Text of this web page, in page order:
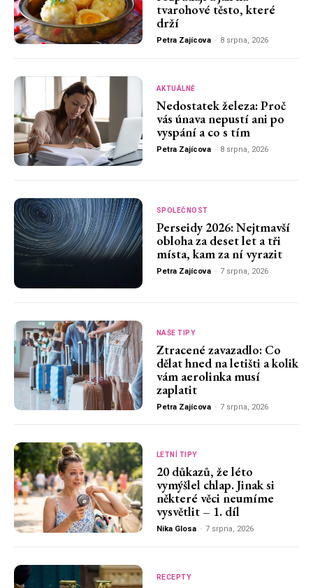
tvarohové těsto, které
drží
Petra Zajícova - 8 srpna, 2026
AKTUÁLNĚ
Nedostatek železa: Proč
vás únava nepustí ani po
vyspání a co s tím
Petra Zajícova - 8 srpna, 2026
SPOLEČNOST
Perseidy 2026: Nejtmavší
obloha za deset let a tři
místa, kam za ní vyrazit
Petra Zajícova - 7 srpna, 2026
NAŠE TIPY
Ztracené zavazadlo: Co
dělat hned na letišti a kolik
vám aerolinka musí
zaplatit
Petra Zajícova - 7 srpna, 2026
LETNÍ TIPY
20 důkazů, že léto
vymýšlel chlap. Jinak si
některé věci neumíme
vysvětlit – 1. díl
Nika Glosa - 7 srpna, 2026
RECEPTY